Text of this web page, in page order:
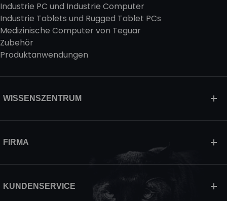
Industrie PC und Industrie Computer
Industrie Tablets und Rugged Tablet PCs
Medizinische Computer von Teguar
Zubehör
Produktanwendungen
WISSENSZENTRUM
FIRMA
KUNDENSERVICE